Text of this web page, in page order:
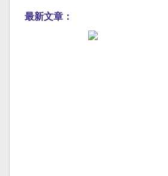
最新文章：